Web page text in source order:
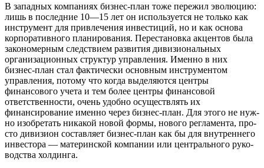
В западных компаниях бизнес-план тоже пережил эволю­цию:
лишь в последние 10—15 лет он используется не только как
инструмент для привлечения инвестиций, но и как основа
корпоративного планирования. Перестановка акцентов была
закономерным следствием развития дивизиональных
организа­ционных структур управления. Именно в них
бизнес-план стал фактически основным инструментом
управления, потому что когда выделяются центры
финансового учета и тем более цен­тры финансовой
ответственности, очень удобно осуществлять их
финансирование именно через бизнес-план. Для этого не нуж­
но изобретать никакой новой формы, нового регламента, про­
сто дивизион составляет бизнес-план как бы для внутреннего
инвестора — материнской компании или центрального руко­
водства холдинга.